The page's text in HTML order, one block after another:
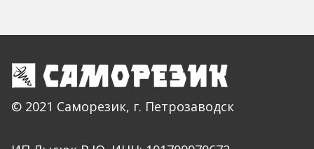
© 2021 Саморезик, г. Петрозаводск